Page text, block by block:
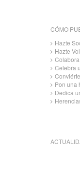
CÓMO
Hazte
Hazte
Celebra
Pon una
Dedica